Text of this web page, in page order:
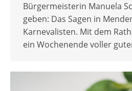
Bürgermeisterin Manuela
geben: Das Sagen in
Karnevalisten. Mit dem
ein Wochenende voller